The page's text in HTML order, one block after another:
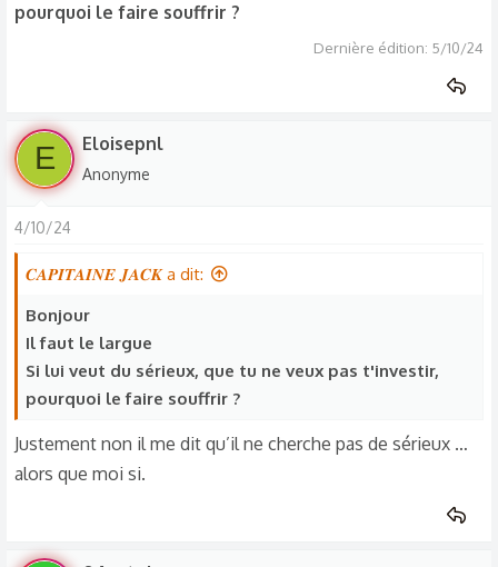
pourquoi le faire souffrir ?
Dernière édition: 5/10/24
E Eloisepnl
Anonyme
4/10/24
𝑪𝑨𝑷𝑰𝑻𝑨𝑰𝑵𝑬 𝑱𝑨𝑪𝑲 a dit:
Bonjour
Il faut le largue
Si lui veut du sérieux, que tu ne veux pas t'investir,
pourquoi le faire souffrir ?
Justement non il me dit qu’il ne cherche pas de sérieux …
alors que moi si.